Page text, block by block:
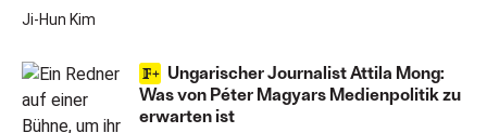
Ji-Hun Kim
Ungarischer Journalist Attila Mong:
Was von Péter Magyars Medienpolitik zu
erwarten ist